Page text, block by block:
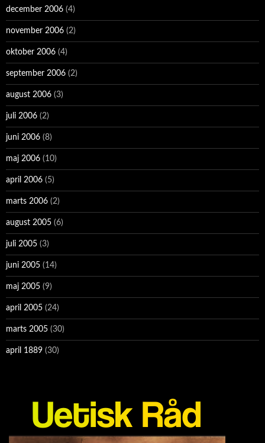
december 2006 (4)
november 2006 (2)
oktober 2006 (4)
september 2006 (2)
august 2006 (3)
juli 2006 (2)
juni 2006 (8)
maj 2006 (10)
april 2006 (5)
marts 2006 (2)
august 2005 (6)
juli 2005 (3)
juni 2005 (14)
maj 2005 (9)
april 2005 (24)
marts 2005 (30)
april 1889 (30)